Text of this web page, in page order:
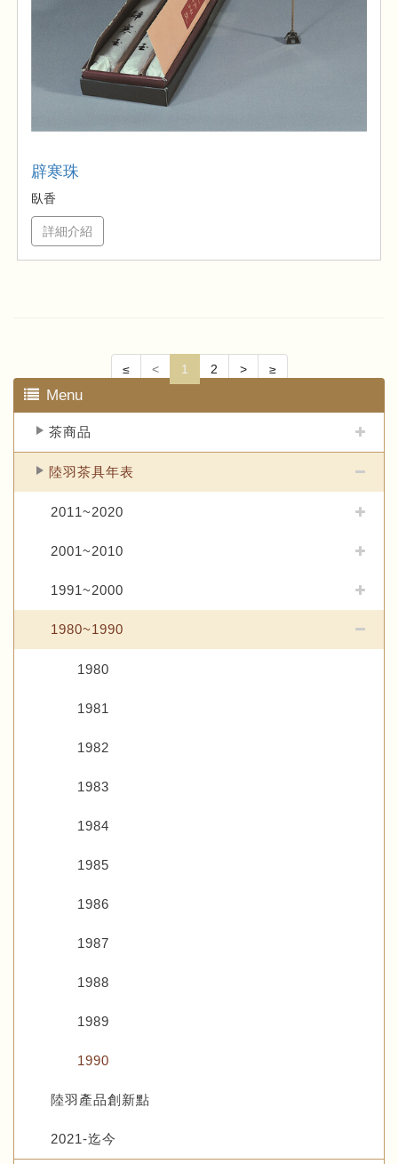
辟寒珠
臥香
詳細介紹
≤ < 1 2 > ≥
Menu
茶商品
陸羽茶具年表
2011~2020
2001~2010
1991~2000
1980~1990
1980
1981
1982
1983
1984
1985
1986
1987
1988
1989
1990
陸羽產品創新點
2021-迄今